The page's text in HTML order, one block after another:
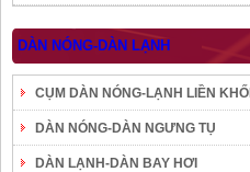
DÀN NÓNG-DÀN LẠNH
CỤM DÀN NÓNG-LẠNH LIỀN KHỐI
DÀN NÓNG-DÀN NGƯNG TỤ
DÀN LẠNH-DÀN BAY HƠI